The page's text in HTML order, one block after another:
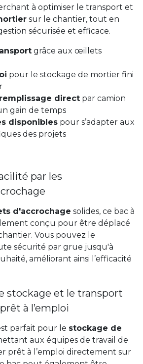
à optimiser le transport et
sur le chantier, tout en
sécurisée et efficace.
grâce aux œillets
pour le stockage de mortier fini
direct par camion
gain de temps
disponibles pour s’adapter aux
des projets
par les
d'accrochage solides, ce bac à
conçu pour être déplacé
Vous pouvez le
sécurité par grue jusqu'à
améliorant ainsi l’efficacité
stockage et le transport
à l’emploi
parfait pour le stockage de
aux équipes de travail de
prêt à l’emploi directement sur